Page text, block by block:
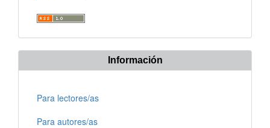
Información
Para lectores/as
Para autores/as